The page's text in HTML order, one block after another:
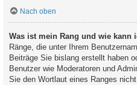
Nach oben
Was ist mein Rang und wie kann
Ränge, die unter Ihrem
Beiträge Sie bislang erstellt haben
Benutzer wie Moderatoren und
Sie den Wortlaut eines Ranges